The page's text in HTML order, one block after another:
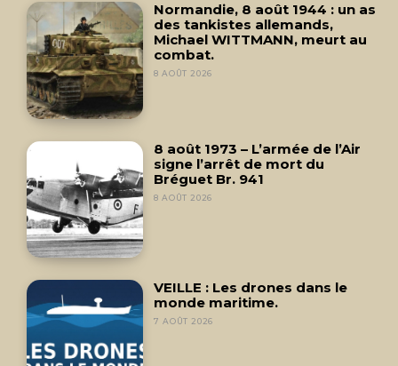
Normandie, 8 août 1944 : un as
des tankistes allemands,
Michael WITTMANN, meurt au
combat.
8 AOÛT 2026
8 août 1973 – L’armée de l’Air
signe l’arrêt de mort du
Bréguet Br. 941
8 AOÛT 2026
VEILLE : Les drones dans le
monde maritime.
7 AOÛT 2026